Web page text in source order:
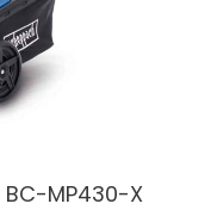
BC-MP430-X